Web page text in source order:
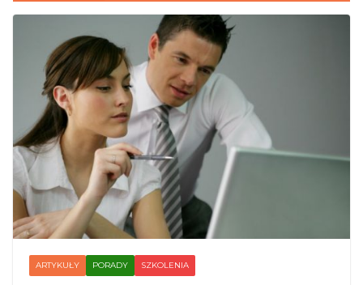
ARTYKUŁY PORADY SZKOLENIA